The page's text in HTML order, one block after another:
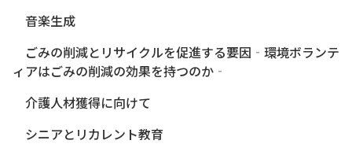
音楽生成
ごみの削減とリサイクルを促進する要因‐環境ボランテ
ィアはごみの削減の効果を持つのか‐
介護人材獲得に向けて
シニアとリカレント教育